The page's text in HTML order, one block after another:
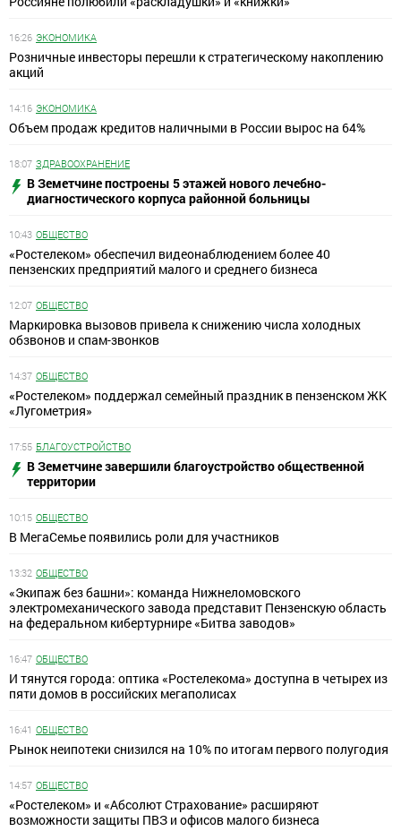
16:26 ЭКОНОМИКА
Розничные инвесторы перешли к стратегическому накоплению
акций
14:16 ЭКОНОМИКА
Объем продаж кредитов наличными в России вырос на 64%
18:07 ЗДРАВООХРАНЕНИЕ
В Земетчине построены 5 этажей нового лечебно-
диагностического корпуса районной больницы
10:43 ОБЩЕСТВО
«Ростелеком» обеспечил видеонаблюдением более 40
пензенских предприятий малого и среднего бизнеса
12:07 ОБЩЕСТВО
Маркировка вызовов привела к снижению числа холодных
обзвонов и спам-звонков
14:37 ОБЩЕСТВО
«Ростелеком» поддержал семейный праздник в пензенском ЖК
«Лугометрия»
17:55 БЛАГОУСТРОЙСТВО
В Земетчине завершили благоустройство общественной
территории
10:15 ОБЩЕСТВО
В МегаСемье появились роли для участников
13:32 ОБЩЕСТВО
«Экипаж без башни»: команда Нижнеломовского
электромеханического завода представит Пензенскую область
на федеральном кибертурнире «Битва заводов»
16:47 ОБЩЕСТВО
И тянутся города: оптика «Ростелекома» доступна в четырех из
пяти домов в российских мегаполисах
16:41 ОБЩЕСТВО
Рынок неипотеки снизился на 10% по итогам первого полугодия
14:57 ОБЩЕСТВО
«Ростелеком» и «Абсолют Страхование» расширяют
возможности защиты ПВЗ и офисов малого бизнеса